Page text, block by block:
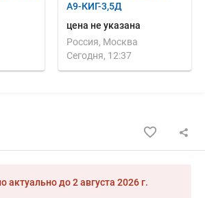
А9-КИГ-3,5Д
цена не указана
Россия, Москва
Сегодня, 12:37
актуально до2 августа 2026 г.